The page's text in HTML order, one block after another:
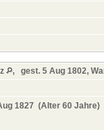
, gest. 5 Aug 1802,
1827 (Alter 60 Jahre)